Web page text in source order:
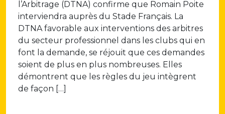
l’Arbitrage (DTNA) confirme que Romain Poite
interviendra auprès du Stade Français. La
DTNA favorable aux interventions des arbitres
du secteur professionnel dans les clubs qui en
font la demande, se réjouit que ces demandes
soient de plus en plus nombreuses. Elles
démontrent que les règles du jeu intègrent
de façon […]